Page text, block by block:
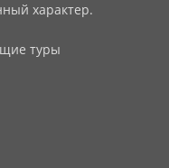
характер.
туры